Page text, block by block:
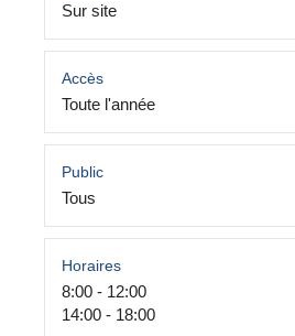
Sur site
Accès
Toute l'année
Public
Tous
Horaires
8:00 - 12:00
14:00 - 18:00